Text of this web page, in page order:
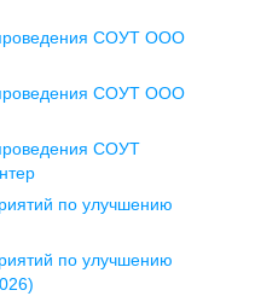
проведения СОУТ ООО
проведения СОУТ ООО
СОУТ
по улучшению
по улучшению